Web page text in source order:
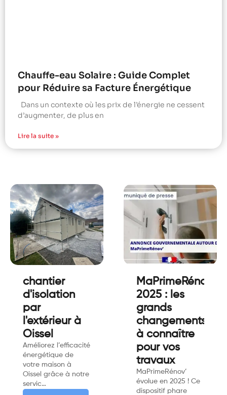
Chauffe-eau Solaire : Guide Complet
pour Réduire sa Facture Énergétique
Dans un contexte où les prix de l’énergie ne cessent
d’augmenter, de plus en
Lire la suite »
chantier
d'isolation
par
l'extérieur à
Oissel
Améliorez l’efficacité
énergétique de
votre maison à
Oissel grâce à notre
servic…
MaPrimeRénov’
2025 : les
grands
changements
à connaître
pour vos
travaux
MaPrimeRénov’
évolue en 2025 ! Ce
dispositif phare